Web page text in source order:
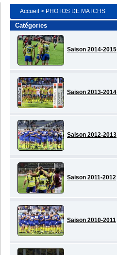
Accueil > PHOTOS DE MATCHS
Catégories
Saison 2014-2015
Saison 2013-2014
Saison 2012-2013
Saison 2011-2012
Saison 2010-2011